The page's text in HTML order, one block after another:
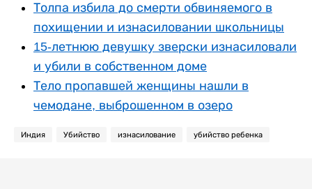
Толпа избила до смерти обвиняемого в
похищении и изнасиловании школьницы
15-летнюю девушку зверски изнасиловали
и убили в собственном доме
Тело пропавшей женщины нашли в
чемодане, выброшенном в озеро
Индия Убийство изнасилование убийство ребенка